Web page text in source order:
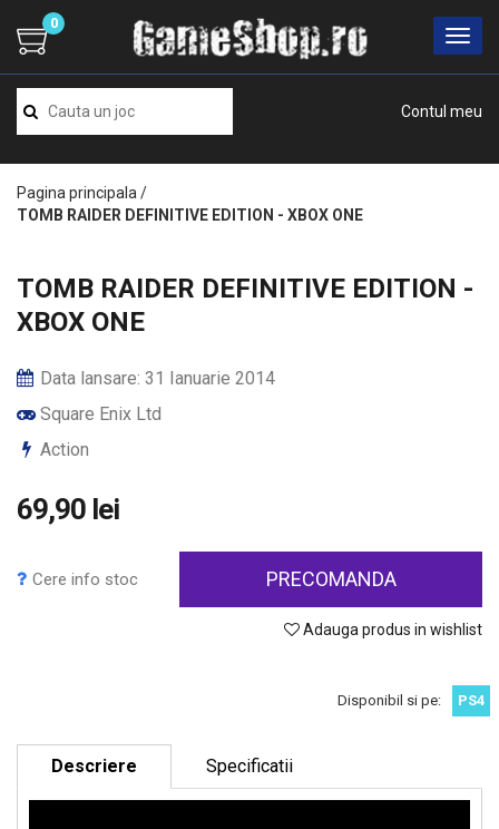
Contul meu
0
Pagina principala /
TOMB RAIDER DEFINITIVE EDITION - XBOX ONE
TOMB RAIDER DEFINITIVE EDITION -
XBOX ONE
Data lansare: 31 Ianuarie 2014
Square Enix Ltd
Action
69,90 lei
Cere info stoc PRECOMANDA
Adauga produs in wishlist
Disponibil si pe: PS4
Descriere Specificatii